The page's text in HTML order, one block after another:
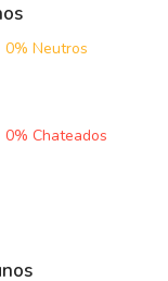
0% Neutros
0% Chateados